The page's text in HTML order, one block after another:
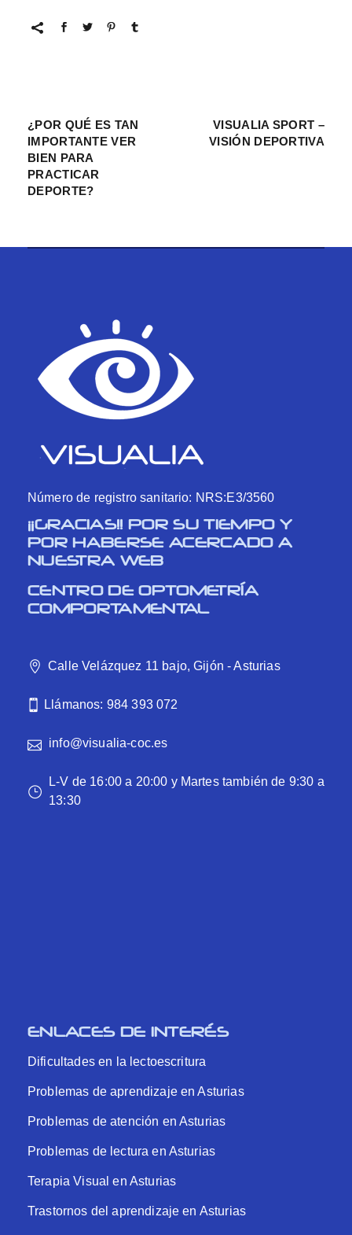
¿POR QUÉ ES TAN
IMPORTANTE VER
BIEN PARA
PRACTICAR
DEPORTE?
VISUALIA SPORT –
VISIÓN DEPORTIVA
Número de registro sanitario: NRS:E3/3560
¡¡GRACIAS!! POR SU TIEMPO Y
POR HABERSE ACERCADO A
NUESTRA WEB
CENTRO DE OPTOMETRÍA
COMPORTAMENTAL
Calle Velázquez 11 bajo, Gijón - Asturias
Llámanos: 984 393 072
info@visualia-coc.es
L-V de 16:00 a 20:00 y Martes también de 9:30 a
13:30
ENLACES DE INTERÉS
Dificultades en la lectoescritura
Problemas de aprendizaje en Asturias
Problemas de atención en Asturias
Problemas de lectura en Asturias
Terapia Visual en Asturias
Trastornos del aprendizaje en Asturias